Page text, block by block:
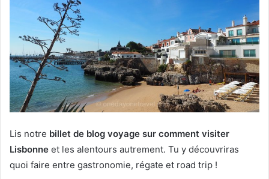
Lis notre billet de blog voyage sur comment visiter
Lisbonne et les alentours autrement. Tu y découvriras
quoi faire entre gastronomie, régate et road trip !